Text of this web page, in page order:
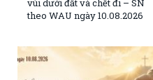
vùi dưới đất và chết đi – SN
theo WAU ngày 10.08.2026